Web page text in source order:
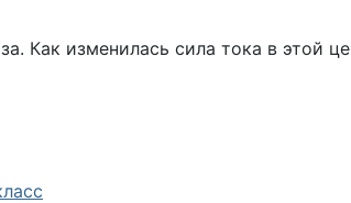
Как изменилась сила тока в этой